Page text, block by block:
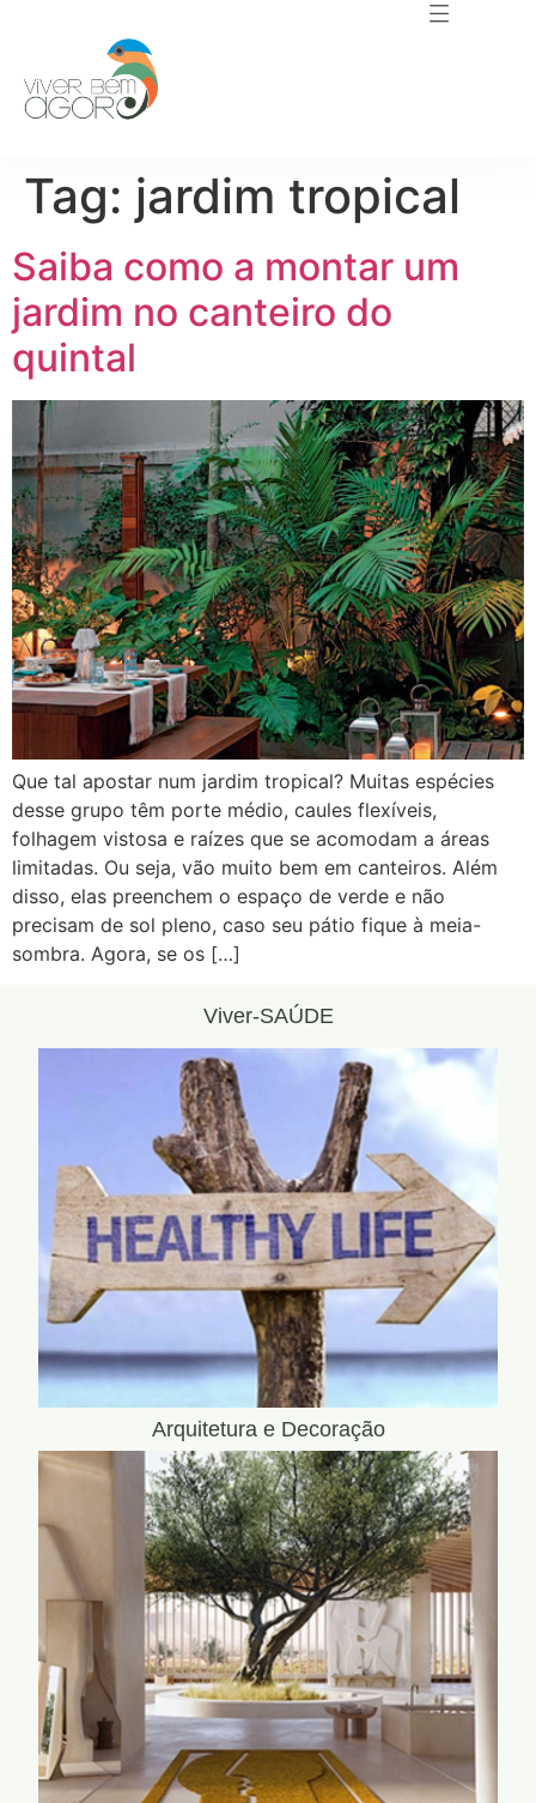
Tag: jardim tropical
Saiba como a montar um
jardim no canteiro do
quintal
Que tal apostar num jardim tropical? Muitas espécies
desse grupo têm porte médio, caules flexíveis,
folhagem vistosa e raízes que se acomodam a áreas
limitadas. Ou seja, vão muito bem em canteiros. Além
disso, elas preenchem o espaço de verde e não
precisam de sol pleno, caso seu pátio fique à meia-
sombra. Agora, se os […]
Viver-SAÚDE
Arquitetura e Decoração